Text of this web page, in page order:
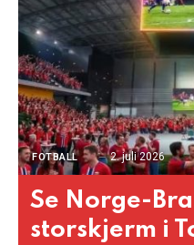
FOTBALL 2. juli 2026
Se Norge-
storskjerm i